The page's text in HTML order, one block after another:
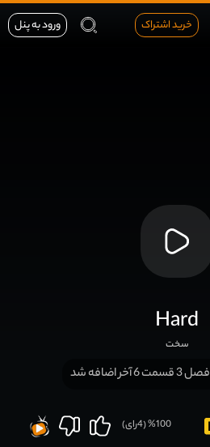
خرید اشتراک ورود به پنل
Hard
سخت
فصل 3 قسمت 6 آخر اضافه شد
100
% (
4رای)